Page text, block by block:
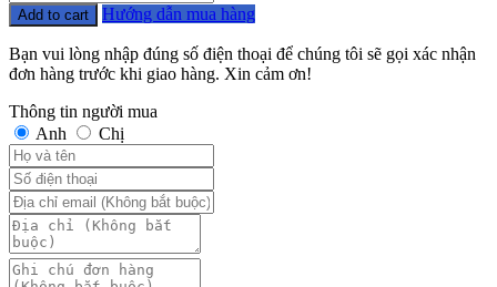
Add to cart Hướng dẫn mua hàng
Bạn vui lòng nhập đúng số điện thoại để chúng tôi sẽ gọi xác nhận
đơn hàng trước khi giao hàng. Xin cảm ơn!
Thông tin người mua
Anh
Chị